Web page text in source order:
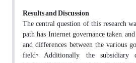
Results and Discussion
The central question of this research
path has Internet governance taken,
and differences between the various
field? Additionally, the subsidiary